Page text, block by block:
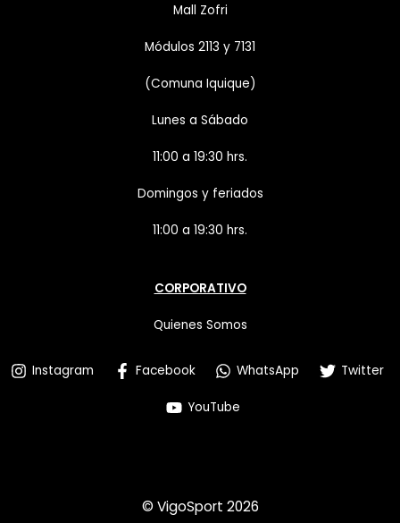
Mall Zofri
Módulos 2113 y 7131
(Comuna Iquique)
Lunes a Sábado
11:00 a 19:30 hrs.
Domingos y feriados
11:00 a 19:30 hrs.
CORPORATIVO
Quienes Somos
Instagram Facebook WhatsApp Twitter
YouTube
© VigoSport 2026